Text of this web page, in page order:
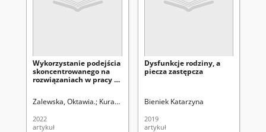
Wykorzystanie podejścia
skoncentrowanego na
rozwiązaniach w pracy z
instytucjonalnej pieczy
Zalewska, Oktawia. Kuratorium Okręgu Szkolnego w Lublinie. Komisja
2022
artykuł
Dysfunkcje rodziny, a
piecza zastępcza
Bieniek Katarzyna
2019
artykuł